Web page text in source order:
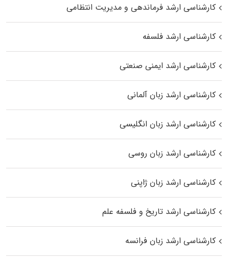
کارشناسی ارشد فرماندهی و مدیریت انتظامی
کارشناسی ارشد فلسفه
کارشناسی ارشد ایمنی صنعتی
کارشناسی ارشد زبان آلمانی
کارشناسی ارشد زبان انگلیسی
کارشناسی ارشد زبان روسی
کارشناسی ارشد زبان ژاپنی
کارشناسی ارشد تاریخ و فلسفه علم
کارشناسی ارشد زبان فرانسه